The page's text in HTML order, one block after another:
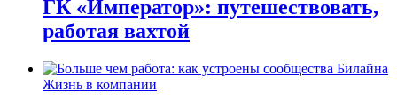
ГК «Император»: путешествовать,
работая вахтой
Жизнь в компании